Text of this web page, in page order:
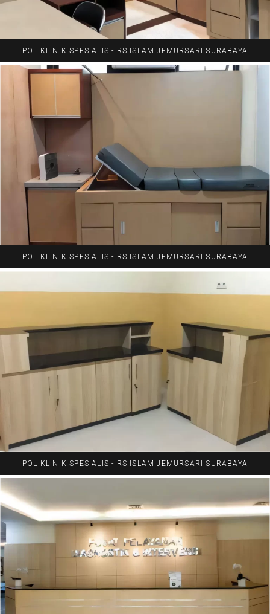
POLIKLINIK SPESIALIS - RS ISLAM JEMURSARI SURABAYA
POLIKLINIK SPESIALIS - RS ISLAM JEMURSARI SURABAYA
POLIKLINIK SPESIALIS - RS ISLAM JEMURSARI SURABAYA